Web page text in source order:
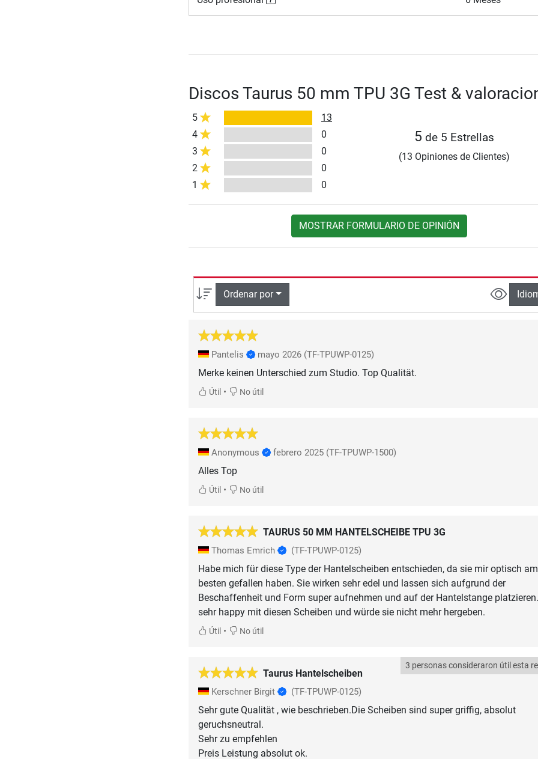
Discos Taurus 50 mm TPU 3G Test &
5
13
4
0
3
0
2
0
1
0
5 de 5 Estrellas
(13 Opiniones de Clientes)
MOSTRAR FORMULARIO DE OPINIÓN
Ordenar por
Pantelis mayo 2026 (TF-TPUWP-0125)
Merke keinen Unterschied zum Studio. Top Qualität.
Útil• No útil
Anonymous febrero 2025 (TF-TPUWP-1500)
Alles Top
Útil• No útil
TAURUS 50 MM HANTELSCHEIBE TPU 3G
Thomas Emrich (TF-TPUWP-0125)
Habe mich für diese Type der Hantelscheiben entschieden, da sie mir optisch am
besten gefallen haben. Sie wirken sehr edel und lassen sich aufgrund der
Beschaffenheit und Form super aufnehmen und auf der Hantelstange
sehr happy mit diesen Scheiben und würde sie nicht mehr hergeben.
Útil• No útil
Taurus Hantelscheiben
3 personas consideraron útil esta
Kerschner Birgit (TF-TPUWP-0125)
Sehr gute Qualität , wie beschrieben.Die Scheiben sind super griffig, absolut
geruchsneutral.
Sehr zu empfehlen